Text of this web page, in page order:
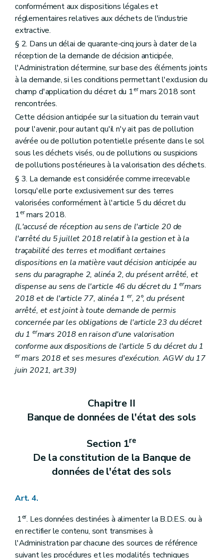
conformément aux dispositions légales et
réglementaires relatives aux déchets de l'industrie
extractive.
§ 2. Dans un délai de quarante-cinq jours à dater de la
réception de la demande de décision anticipée,
l'Administration détermine, sur base des éléments joints
à la demande, si les conditions permettant l'exclusion du
champ d'application du décret du 1ermars 2018 sont
rencontrées.
Cette décision anticipée sur la situation du terrain vaut
pour l'avenir, pour autant qu'il n'y ait pas de pollution
avérée ou de pollution potentielle présente dans le sol
sous les déchets visés, ou de pollutions ou suspicions
de pollutions postérieures à la valorisation des déchets.
§ 3. La demande est considérée comme irrecevable
lorsqu'elle porte exclusivement sur des terres
valorisées conformément à l'article 5 du décret du
1ermars 2018.
(L'accusé de réception au sens de l'article 20 de
l'arrêté du 5 juillet 2018 relatif à la gestion et à la
traçabilité des terres et modifiant certaines
dispositions en la matière vaut décision anticipée au
sens du paragraphe 2, alinéa 2, du présent arrêté, et
dispense au sens de l'article 46 du décret du 1ermars
2018 et de l'article 77, alinéa 1 er, 2°, du présent
arrêté, et est joint à toute demande de permis
concernée par les obligations de l'article 23 du décret
du 1ermars 2018 en raison d'une valorisation
conforme aux dispositions de l'article 5 du décret du 1
ermars 2018 et ses mesures d'exécution. AGW du 17
juin 2021, art.39)
Chapitre II
Banque de données de l'état des sols
Section 1re
De la constitution de la Banque de
données de l'état des sols
Art. 4.
1er. Les données destinées à alimenter la B.D.E.S. ou à
en rectifier le contenu, sont transmises à
l'Administration par chacune des sources de référence
suivant les procédures et les modalités techniques